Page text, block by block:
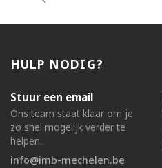
HULP NODIG?
Stuur een email
Ons team staat klaar om je
zo snel mogelijk verder te
helpen.
info@imb-mechelen.be